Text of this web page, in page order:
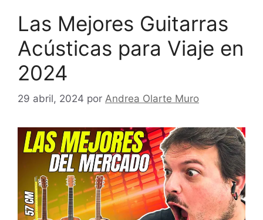
Las Mejores Guitarras
Acústicas para Viaje en
2024
29 abril, 2024 por Andrea Olarte Muro